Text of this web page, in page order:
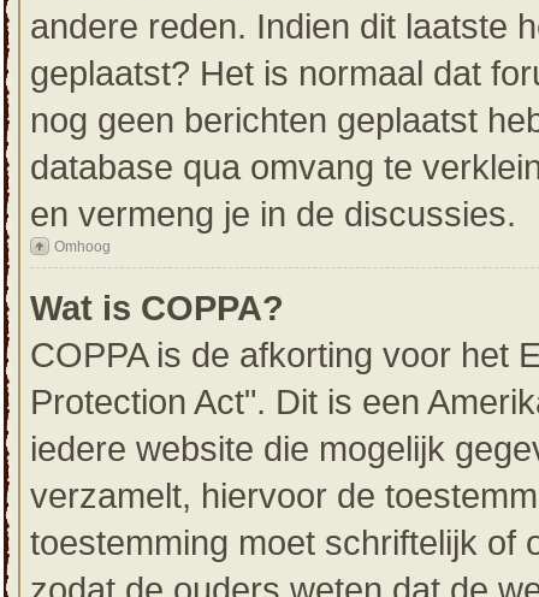
andere reden. Indien dit laatste
geplaatst? Het is normaal dat
nog geen berichten geplaatst
database qua omvang te
en vermeng je in de discussies.
Omhoog
Wat is COPPA?
COPPA is de afkorting voor het
Protection Act". Dit is een
iedere website die mogelijk
verzamelt, hiervoor de
toestemming moet schriftelijk of